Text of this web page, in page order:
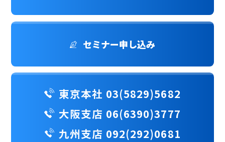
セミナー申し込み
東京本社 03(5829)5682
大阪支店 06(6390)3777
九州支店 092(292)0681